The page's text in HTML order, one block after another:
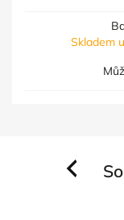
Skladem
Previous